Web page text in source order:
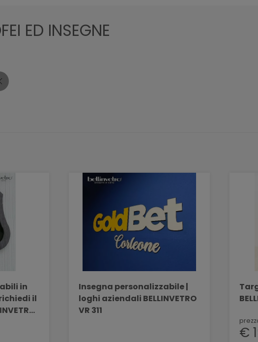
ED INSEGNE
in
il
Insegna personalizzabile |
loghi aziendali BELLINVETRO
VR 311
€